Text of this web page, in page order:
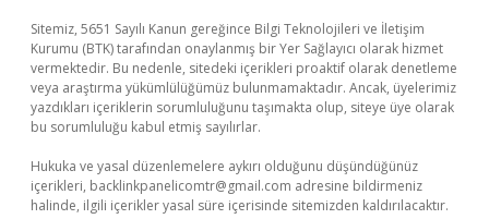
Sitemiz, 5651 Sayılı Kanun gereğince Bilgi Teknolojileri ve İletişim
Kurumu (BTK) tarafından onaylanmış bir Yer Sağlayıcı olarak hizmet
vermektedir. Bu nedenle, sitedeki içerikleri proaktif olarak denetleme
veya araştırma yükümlülüğümüz bulunmamaktadır. Ancak, üyelerimiz
yazdıkları içeriklerin sorumluluğunu taşımakta olup, siteye üye olarak
bu sorumluluğu kabul etmiş sayılırlar.
Hukuka ve yasal düzenlemelere aykırı olduğunu düşündüğünüz
içerikleri, backlinkpanelicomtr@gmail.com adresine bildirmeniz
halinde, ilgili içerikler yasal süre içerisinde sitemizden kaldırılacaktır.